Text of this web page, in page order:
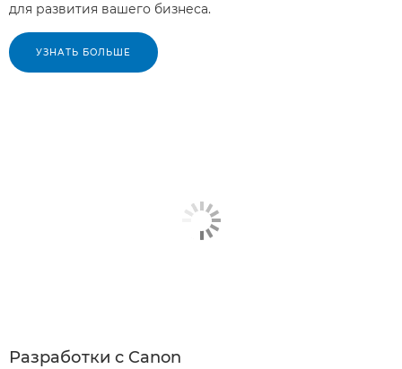
для развития вашего бизнеса.
УЗНАТЬ БОЛЬШЕ
Разработки с Canon